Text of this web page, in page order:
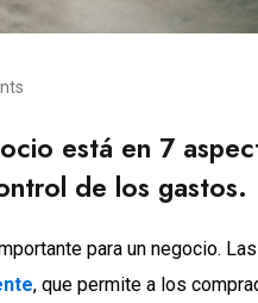
está en 7
de los gastos.
para un negocio. Las
, que permite a los